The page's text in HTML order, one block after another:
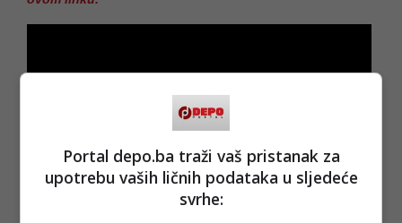
Portal depo.ba traži vaš pristanak za
upotrebu vaših ličnih podataka u sljedeće
svrhe: